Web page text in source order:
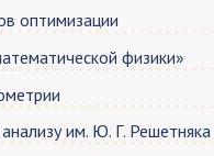
оптимизации
физики»
им. Ю. Г. Решетняка